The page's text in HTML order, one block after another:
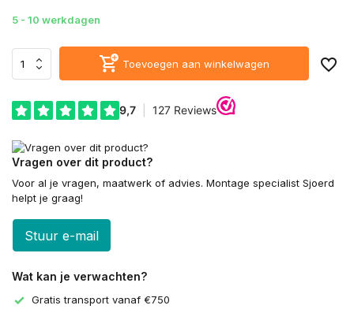
5 - 10 werkdagen
Toevoegen aan winkelwagen
Vragen over dit product?
Voor al je vragen, maatwerk of advies. Montage specialist Sjoerd
helpt je graag!
Stuur e-mail
Wat kan je verwachten?
Gratis transport vanaf €750